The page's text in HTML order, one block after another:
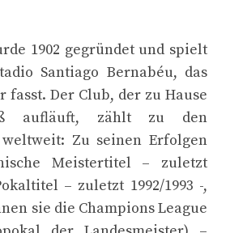
1902 gegründet und spielt
Santiago Bernabéu, das
fasst. Der Club, der zu Hause
aufläuft, zählt zu den
Zu seinen Erfolgen
Meistertitel – zuletzt
– zuletzt 1992/1993 -,
sie die Champions League